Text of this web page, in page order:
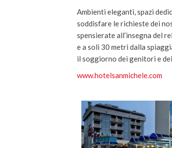
Ambienti eleganti, spazi
soddisfare le richieste dei
spensierate all’insegna del
e a soli 30 metri dalla
il soggiorno dei genitori e dei
www.hotelsanmichele.com